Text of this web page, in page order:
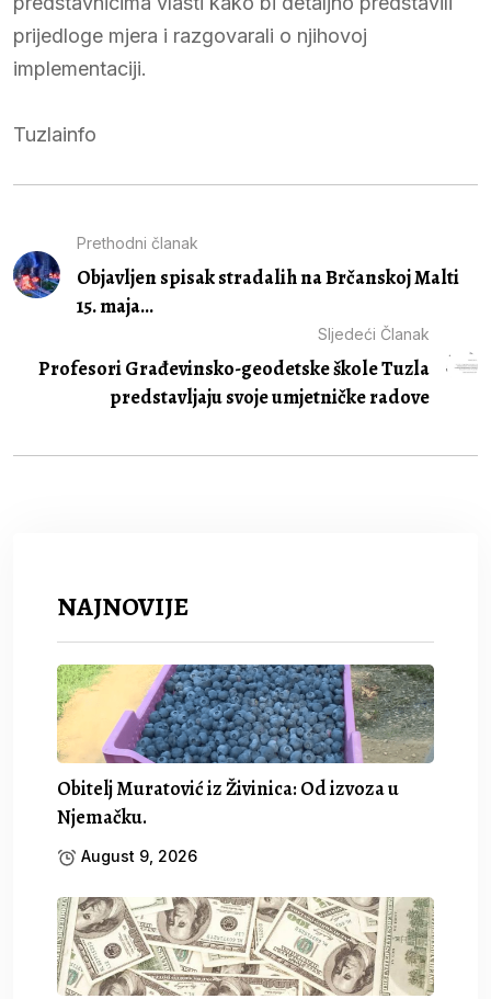
prijedloge mjera i razgovarali o njihovoj
implementaciji.
Tuzlainfo
Prethodni članak
Objavljen spisak stradalih na Brčanskoj Malti
15. maja...
Sljedeći Članak
Profesori Građevinsko-geodetske škole Tuzla
predstavljaju svoje umjetničke radove
NAJNOVIJE
Obitelj Muratović iz Živinica: Od izvoza u
Njemačku.
August 9, 2026